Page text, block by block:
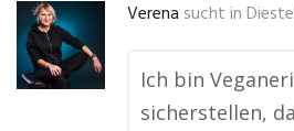
Verena sucht in
Ich bin
sicherstellen,